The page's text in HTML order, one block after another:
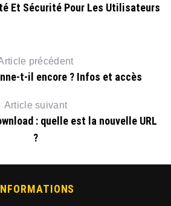
Et Sécurité Pour Les Utilisateurs
précédent
t-il encore ? Infos et accès
Article suivant
: quelle est la nouvelle URL
?